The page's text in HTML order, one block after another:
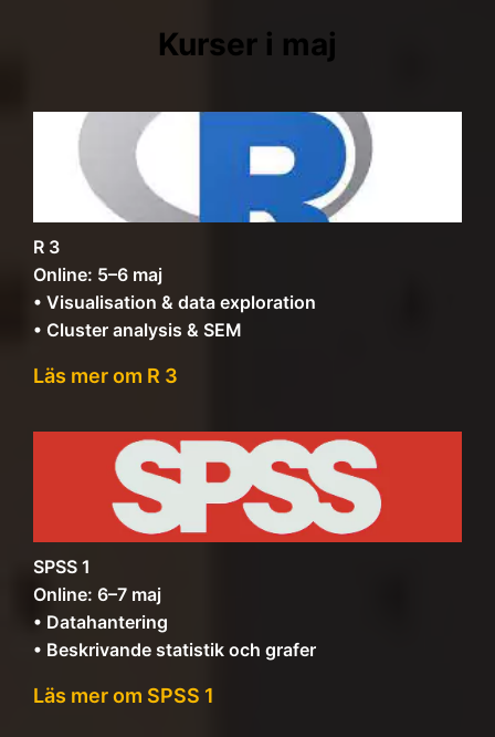
Kurser i maj
R 3
Online: 5–6 maj
• Visualisation & data exploration
• Cluster analysis & SEM
Läs mer om R 3
SPSS 1
Online: 6–7 maj
• Datahantering
• Beskrivande statistik och grafer
Läs mer om SPSS 1